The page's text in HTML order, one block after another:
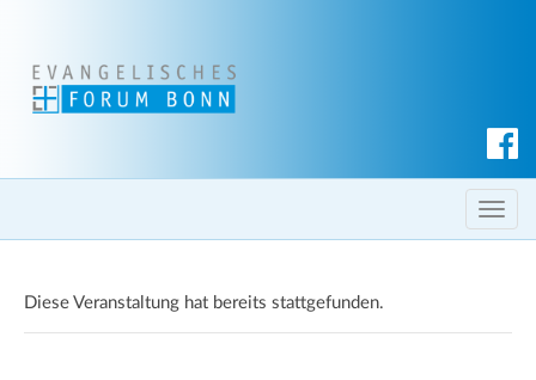
c
h T
o
l
Diese Veranstaltung hat bereits stattgefunden.